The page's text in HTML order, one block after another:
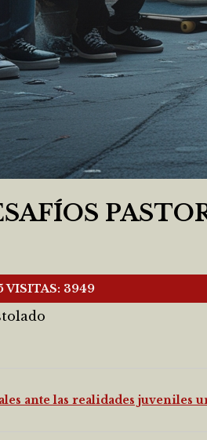
VISITAS: 3949
ante las realidades juveniles